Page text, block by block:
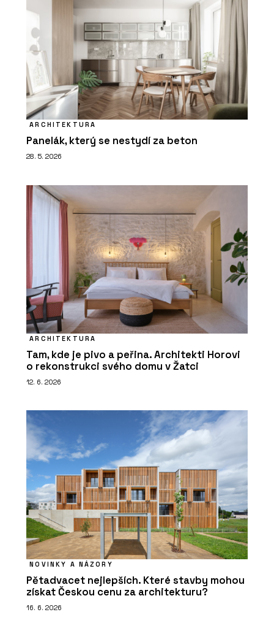
ARCHITEKTURA
Panelák, který se nestydí za beton
28. 5. 2026
ARCHITEKTURA
Tam, kde je pivo a peřina. Architekti Horovi
o rekonstrukci svého domu v Žatci
12. 6. 2026
NOVINKY A NÁZORY
Pětadvacet nejlepších. Které stavby mohou
získat Českou cenu za architekturu?
16. 6. 2026